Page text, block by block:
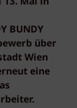
BUNDY
über
Wien
eine